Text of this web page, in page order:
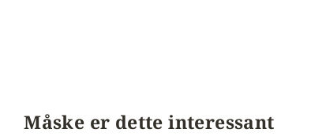
Måske er dette interessant